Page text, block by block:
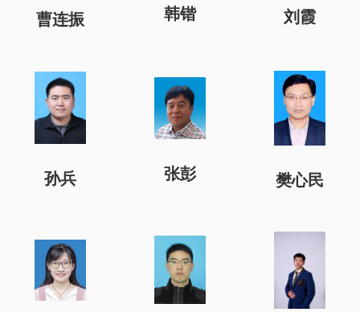
曹连振 韩锴 刘霞
孙兵 张彭 樊心民